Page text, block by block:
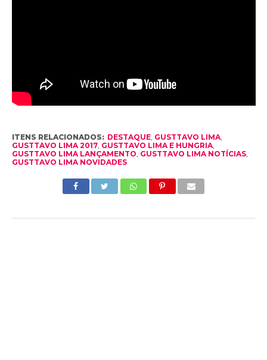
ITENS RELACIONADOS: DESTAQUE, GUSTTAVO LIMA,
GUSTTAVO LIMA 2017, GUSTTAVO LIMA E HUNGRIA,
GUSTTAVO LIMA LANÇAMENTO, GUSTTAVO LIMA NOTÍCIAS,
GUSTTAVO LIMA NOVIDADES